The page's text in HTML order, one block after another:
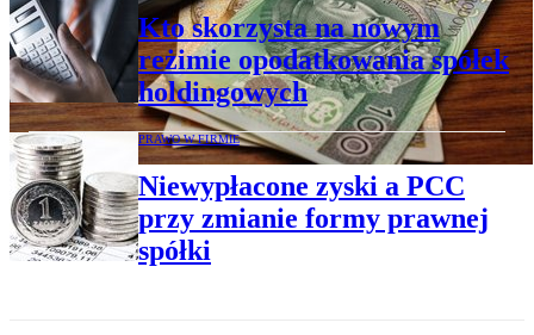
Kto skorzysta na nowym
reżimie opodatkowania spółek
holdingowych
PRAWO W FIRMIE
Niewypłacone zyski a PCC
przy zmianie formy prawnej
spółki